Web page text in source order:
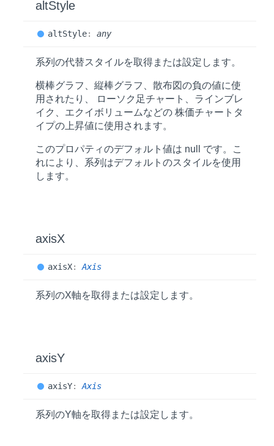
altStyle
altStyle: any
系列の代替スタイルを取得または設定します。
横棒グラフ、縦棒グラフ、散布図の負の値に使
用されたり、 ローソク足チャート、ラインブレ
イク、エクイボリュームなどの 株価チャートタ
イプの上昇値に使用されます。
このプロパティのデフォルト値は null
です。こ
れにより、系列はデフォルトのスタイルを使用
します。
axisX
axisX: Axis
系列のX軸を取得または設定します。
axisY
axisY: Axis
系列のY軸を取得または設定します。